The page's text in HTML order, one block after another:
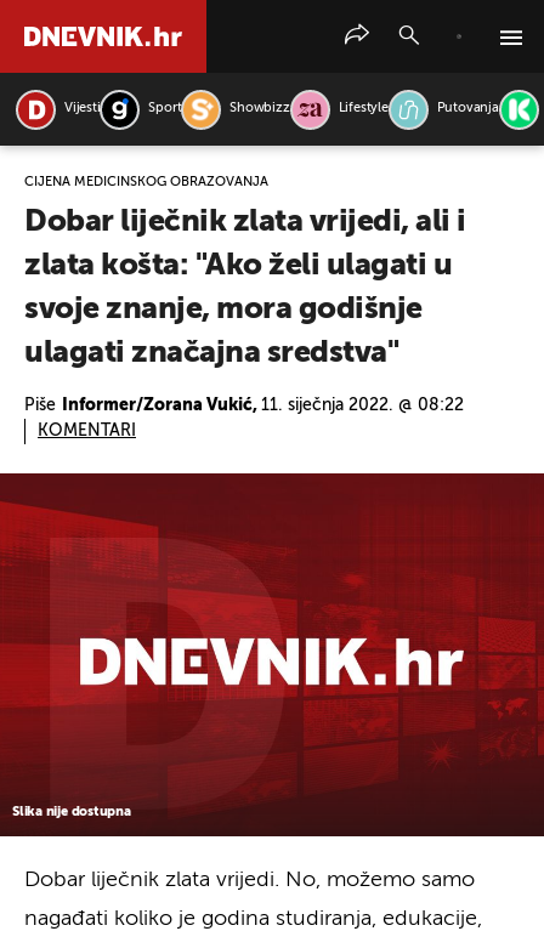
Vijesti Sport Showbizz Lifestyle Putovanja
CIJENA MEDICINSKOG OBRAZOVANJA
Dobar liječnik zlata vrijedi, ali i
zlata košta: "Ako želi ulagati u
svoje znanje, mora godišnje
ulagati značajna sredstva"
Piše Informer/Zorana Vukić, 11. siječnja 2022. @ 08:22
KOMENTARI
Slika nije dostupna
Dobar liječnik zlata vrijedi. No, možemo samo
nagađati koliko je godina studiranja, edukacije,
PRETRAŽITE VIJESTI